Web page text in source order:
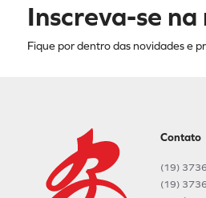
Inscreva-se
Fique por dentro das novidades e
Contato
(19)
(19)